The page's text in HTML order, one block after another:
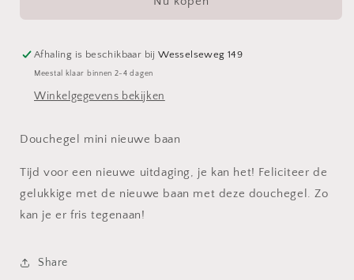
Afhaling is beschikbaar bijWesselseweg 149
Meestal klaar binnen 2-4 dagen
Winkelgegevens bekijken
Douchegel mini nieuwe baan
Tijd voor een nieuwe uitdaging, je kan het! Feliciteer de
gelukkige met de nieuwe baan met deze douchegel. Zo
kan je er fris tegenaan!
Share